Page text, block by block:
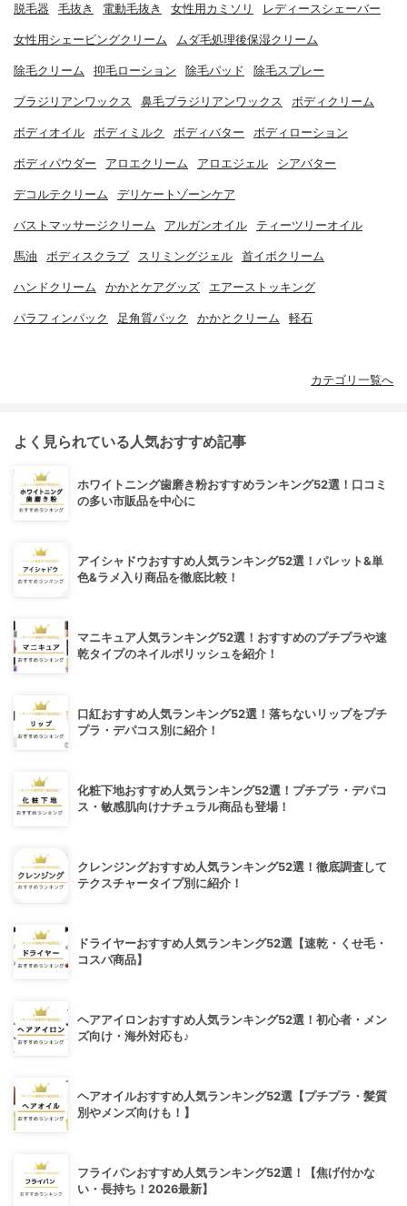
脱毛器 毛抜き 電動毛抜き 女性用カミソリ レディースシェーバー
女性用シェービングクリーム ムダ毛処理後保湿クリーム
除毛クリーム 抑毛ローション 除毛パッド 除毛スプレー
ブラジリアンワックス 鼻毛ブラジリアンワックス ボディクリーム
ボディオイル ボディミルク ボディバター ボディローション
ボディパウダー アロエクリーム アロエジェル シアバター
デコルテクリーム デリケートゾーンケア
バストマッサージクリーム アルガンオイル ティーツリーオイル
馬油 ボディスクラブ スリミングジェル 首イボクリーム
ハンドクリーム かかとケアグッズ エアーストッキング
パラフィンパック 足角質パック かかとクリーム 軽石
カテゴリ一覧へ
よく見られている人気おすすめ記事
ホワイトニング歯磨き粉おすすめランキング52選！口コミ
の多い市販品を中心に
アイシャドウおすすめ人気ランキング52選！パレット&単
色&ラメ入り商品を徹底比較！
マニキュア人気ランキング52選！おすすめのプチプラや速
乾タイプのネイルポリッシュを紹介！
口紅おすすめ人気ランキング52選！落ちないリップをプチ
プラ・デパコス別に紹介！
化粧下地おすすめ人気ランキング52選！プチプラ・デパコ
ス・敏感肌向けナチュラル商品も登場！
クレンジングおすすめ人気ランキング52選！徹底調査して
テクスチャータイプ別に紹介！
ドライヤーおすすめ人気ランキング52選【速乾・くせ毛・
コスパ商品】
ヘアアイロンおすすめ人気ランキング52選！初心者・メン
ズ向け・海外対応も♪
ヘアオイルおすすめ人気ランキング52選【プチプラ・髪質
別やメンズ向けも！】
フライパンおすすめ人気ランキング52選！【焦げ付かな
い・長持ち！2026最新】